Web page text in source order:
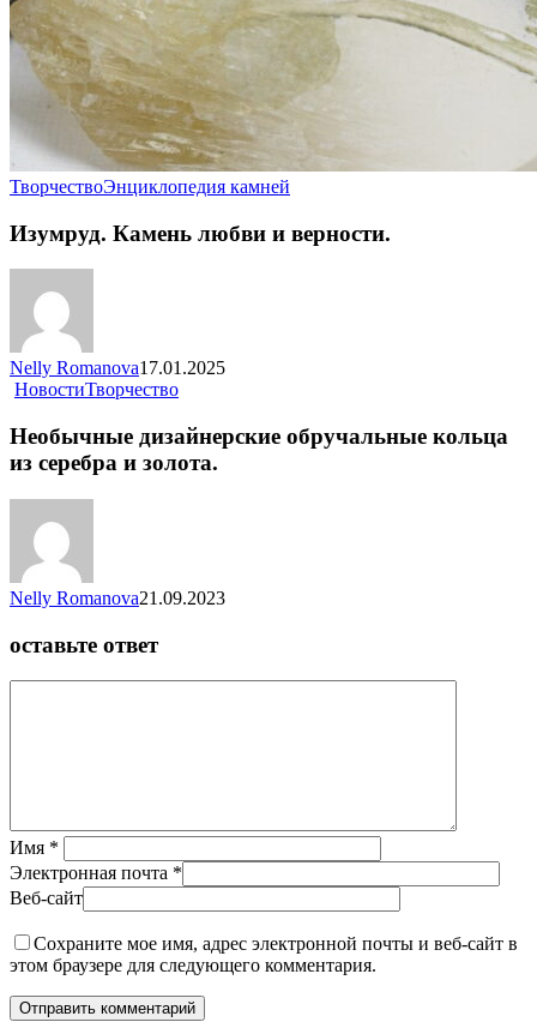
ТворчествоЭнциклопедия камней
Изумруд. Камень любви и верности.
Nelly Romanova17.01.2025
НовостиТворчество
Необычные дизайнерские обручальные кольца
из серебра и золота.
Nelly Romanova21.09.2023
оставьте ответ
Имя *
Электронная почта *
Веб-сайт
Сохраните мое имя, адрес электронной почты и веб-сайт в
этом браузере для следующего комментария.